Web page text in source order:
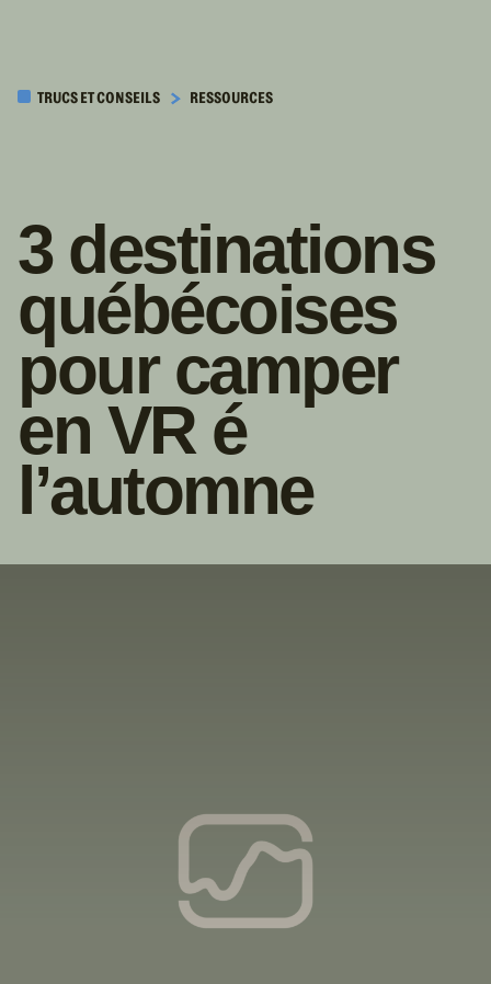
CONTENUTRUCS ET CONSEILS RESSOURCES
3 destinations
québécoises
pour camper
en VR é
l’automne